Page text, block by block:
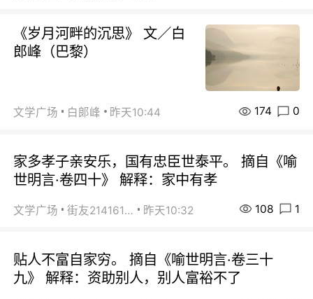
《岁月河畔的沉思》 文／白
郎峰（巴黎）
文学广场 白郞峰 昨天10:44 174 0
家多孝子亲安乐，国有忠臣世泰平。 摘自《喻
世明言·卷四十》 解释：家中有孝
文学广场 街友21416156 昨天10:32 108 1
贴人不富自家穷。 摘自《喻世明言·卷三十
九》 解释：资助别人，别人富裕不了